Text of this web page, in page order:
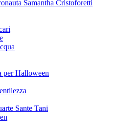
Samantha Cristoforetti
per Halloween
Sante Tani